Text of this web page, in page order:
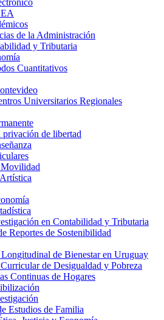
de la Administración
y Tributaria
Cuantitativos
Universitarios Regionales
privación de libertad
en Contabilidad y Tributaria
Reportes de Sostenibilidad
de Bienestar en Uruguay
de Desigualdad y Pobreza
Continuas de Hogares
Estudios de Familia